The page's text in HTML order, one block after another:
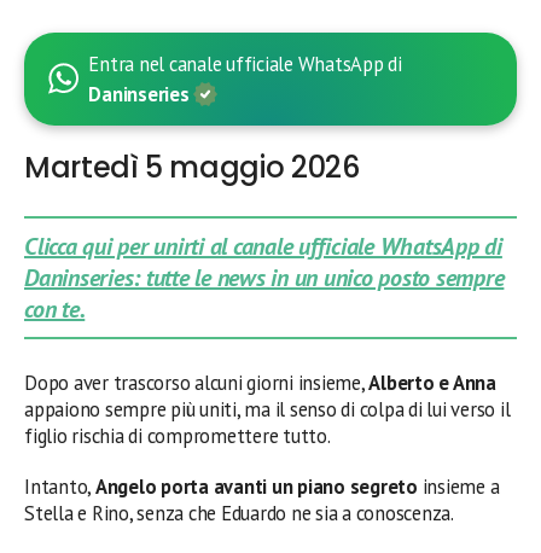
Entra nel canale ufficiale WhatsApp di
Daninseries
Martedì 5 maggio 2026
Clicca qui per unirti al canale ufficiale WhatsApp di
Daninseries: tutte le news in un unico posto sempre
con te.
Dopo aver trascorso alcuni giorni insieme,Alberto e Anna
appaiono sempre più uniti, ma il senso di colpa di lui verso il
figlio rischia di compromettere tutto.
Intanto,Angelo porta avanti un piano segreto insieme a
Stella e Rino, senza che Eduardo ne sia a conoscenza.